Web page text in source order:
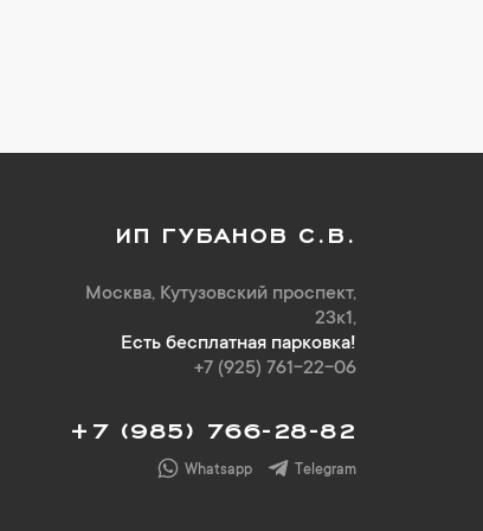
ИП ГУБАНОВ С.В.
Москва, Кутузовский проспект,
23к1,
Есть бесплатная парковка!
+7 (925) 761-22-06
+7 (985) 766-28-82
Whatsapp Telegram